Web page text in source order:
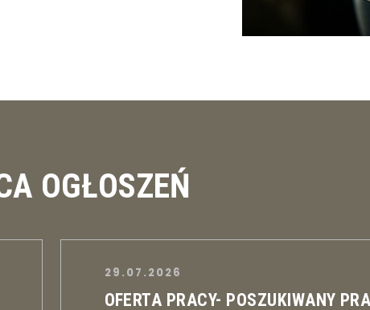
OGŁOSZEŃ
29.07.2026
OFERTA PRACY- POSZUKIWANY